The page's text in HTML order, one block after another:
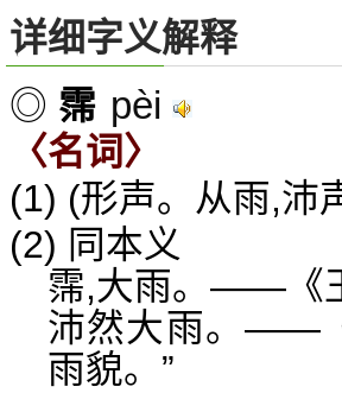
详细字义解释
◎ 霈 pèi
〈名词〉
(1) (形声。从雨,沛
(2) 同本义
霈,大雨。——《
沛然大雨。——
雨貌。”